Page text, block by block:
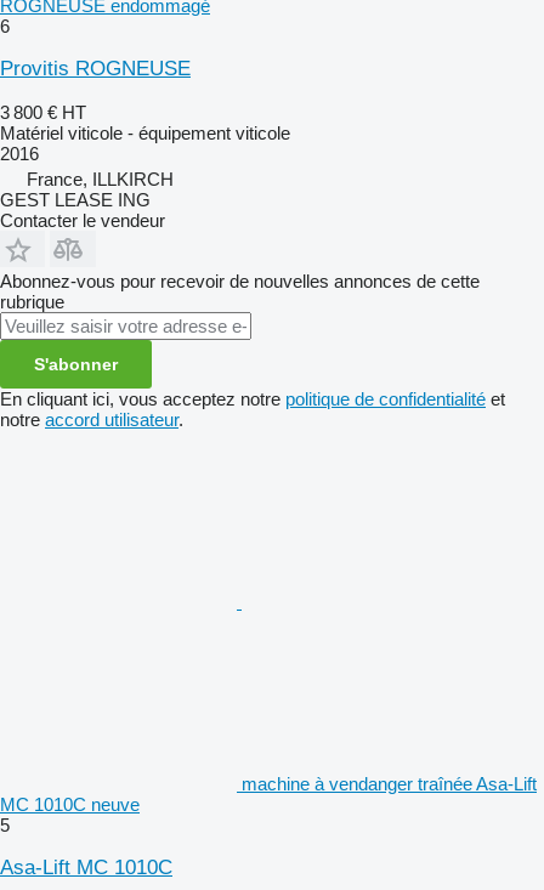
ROGNEUSE endommagé
6
Provitis ROGNEUSE
3 800 € HT
Matériel viticole - équipement viticole
2016
France, ILLKIRCH
GEST LEASE ING
Contacter le vendeur
Abonnez-vous pour recevoir de nouvelles annonces de cette
rubrique
S'abonner
En cliquant ici, vous acceptez notre politique de confidentialité et
notre accord utilisateur.
machine à vendanger traînée Asa-Lift
MC 1010C neuve
5
Asa-Lift MC 1010C